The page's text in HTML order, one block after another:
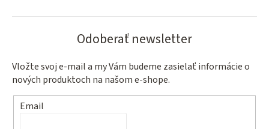
Odoberať newsletter
Vložte svoj e-mail a my Vám budeme zasielať informácie o
nových produktoch na našom e-shope.
Email